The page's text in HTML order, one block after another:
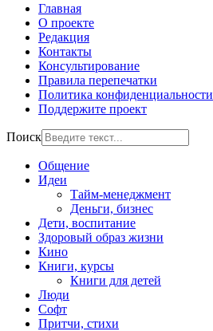
Главная
О проекте
Редакция
Контакты
Консультирование
Правила перепечатки
Политика конфиденциальности
Поддержите проект
Поиск
Общение
Идеи
Тайм-менеджмент
Деньги, бизнес
Дети, воспитание
Здоровый образ жизни
Кино
Книги, курсы
Книги для детей
Люди
Софт
Притчи, стихи